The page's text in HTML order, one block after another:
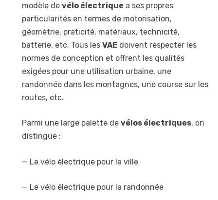
modèle de vélo électrique a ses propres
particularités en termes de motorisation,
géométrie, praticité, matériaux, technicité,
batterie, etc. Tous les VAE doivent respecter les
normes de conception et offrent les qualités
exigées pour une utilisation urbaine, une
randonnée dans les montagnes, une course sur les
routes, etc.
Parmi une large palette de vélos électriques, on
distingue :
— Le vélo électrique pour la ville
— Le vélo électrique pour la randonnée